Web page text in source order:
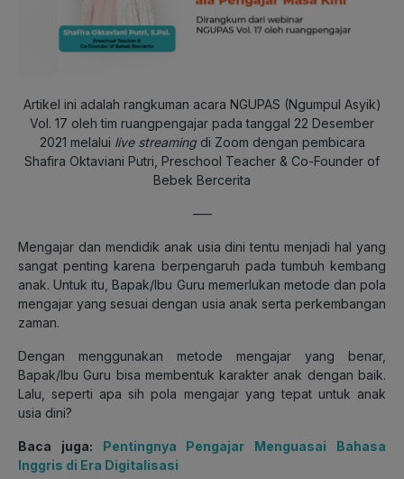
Artikel ini adalah rangkuman acara NGUPAS (Ngumpul Asyik)
Vol. 17 oleh tim ruangpengajar pada tanggal 22 Desember
2021 melalui live streamingdi Zoom dengan pembicara
Shafira Oktaviani Putri, Preschool Teacher & Co-Founder of
Bebek Bercerita
—–
Mengajar dan mendidik anak usia dini tentu menjadi hal yang
sangat penting karena berpengaruh pada tumbuh kembang
anak. Untuk itu, Bapak/Ibu Guru memerlukan metode dan pola
mengajar yang sesuai dengan usia anak serta perkembangan
zaman.
Dengan menggunakan metode mengajar yang benar,
Bapak/Ibu Guru bisa membentuk karakter anak dengan baik.
Lalu, seperti apa sih pola mengajar yang tepat untuk anak
usia dini?
Baca juga: Pentingnya Pengajar Menguasai Bahasa
Inggris di Era Digitalisasi